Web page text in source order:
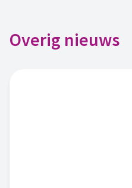
Overig nieuws